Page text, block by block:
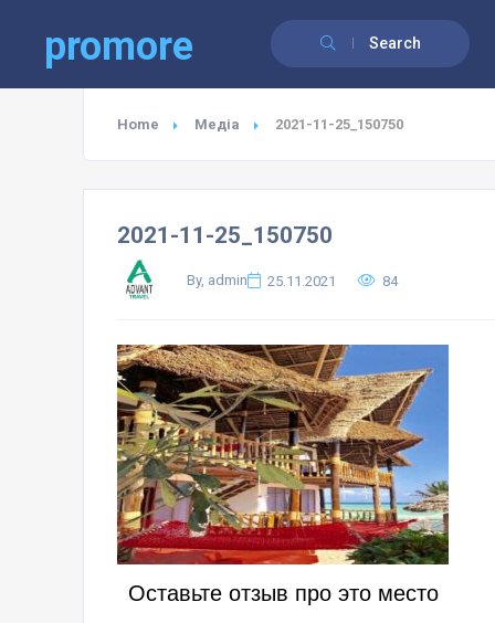
promore Search
Home Медіа 2021-11-25_150750
2021-11-25_150750
By, admin 25.11.2021 84
Оставьте отзыв про это место